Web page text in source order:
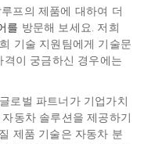
프의 제품에 대하여 더
를 방문해 보세요. 저희
기술 지원팀에게 기술문
이 궁금하신 경우에는
로벌 파트너가 기업가치
동차 솔루션을 제공하기
제품 기술은 자동차 분